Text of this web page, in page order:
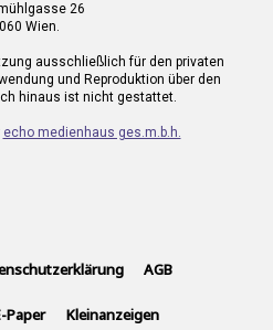
26
Wien.
ausschließlich für den privaten
und Reproduktion über den
hinaus ist nicht gestattet.
echo medienhaus ges.m.b.h.
AGB
Paper Kleinanzeigen